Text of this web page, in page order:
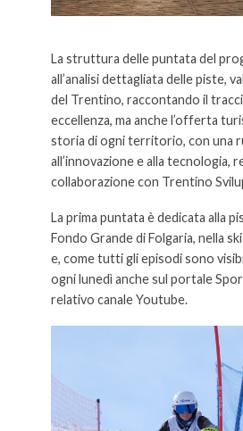
La struttura delle puntata del
all’analisi dettagliata delle piste,
del Trentino, raccontando il
eccellenza, ma anche l’offerta
storia di ogni territorio, con una
all’innovazione e alla tecnologia,
collaborazione con Trentino
La prima puntata è dedicata alla
Fondo Grande di Folgaria, nella
e, come tutti gli episodi sono
ogni lunedì anche sul portale
relativo canale Youtube.